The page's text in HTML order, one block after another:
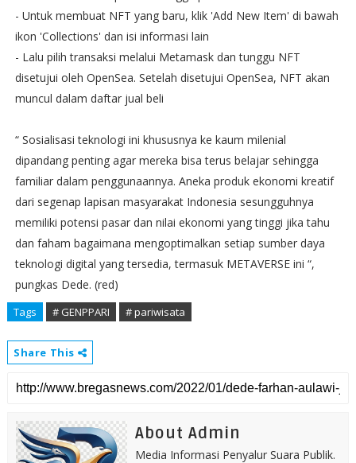
- Untuk membuat NFT yang baru, klik 'Add New Item' di bawah
ikon 'Collections' dan isi informasi lain
- Lalu pilih transaksi melalui Metamask dan tunggu NFT
disetujui oleh OpenSea. Setelah disetujui OpenSea, NFT akan
muncul dalam daftar jual beli
“ Sosialisasi teknologi ini khususnya ke kaum milenial
dipandang penting agar mereka bisa terus belajar sehingga
familiar dalam penggunaannya. Aneka produk ekonomi kreatif
dari segenap lapisan masyarakat Indonesia sesungguhnya
memiliki potensi pasar dan nilai ekonomi yang tinggi jika tahu
dan faham bagaimana mengoptimalkan setiap sumber daya
teknologi digital yang tersedia, termasuk METAVERSE ini “,
pungkas Dede. (red)
Tags # GENPPARI # pariwisata
Share This
About Admin
Media Informasi Penyalur Suara Publik.